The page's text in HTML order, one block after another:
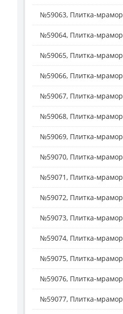
№59063, Плитка-мрамор
№59064, Плитка-мрамор
№59065, Плитка-мрамор
№59066, Плитка-мрамор
№59067, Плитка-мрамор
№59068, Плитка-мрамор
№59069, Плитка-мрамор
№59070, Плитка-мрамор
№59071, Плитка-мрамор
№59072, Плитка-мрамор
№59073, Плитка-мрамор
№59074, Плитка-мрамор
№59075, Плитка-мрамор
№59076, Плитка-мрамор
№59077, Плитка-мрамор